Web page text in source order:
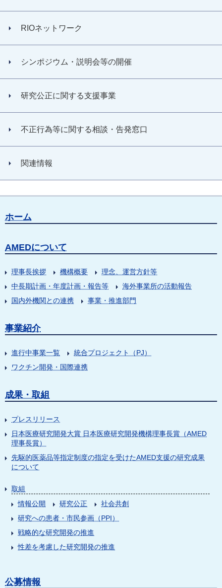
RIOネットワーク
シンポジウム・説明会等の開催
研究公正に関する支援事業
不正行為等に関する相談・告発窓口
関連情報
ホーム
AMEDについて
理事長挨拶 機構概要
理念、運営方針等
中長期計画・年度計画・報告等
海外事業所の活動報告
国内外機関との連携
事業・推進部門
事業紹介
進行中事業一覧
統合プロジェクト（PJ）
ワクチン開発・国際連携
成果・取組
プレスリリース
日本医療研究開発大賞 日本医療研究開発機構理事長賞（AMED
理事長賞）
先駆的医薬品等指定制度の指定を受けたAMED支援の研究成果
について
取組
情報公開
研究公正
社会共創
研究への患者・市民参画（PPI）
戦略的な研究開発の推進
性差を考慮した研究開発の推進
公募情報